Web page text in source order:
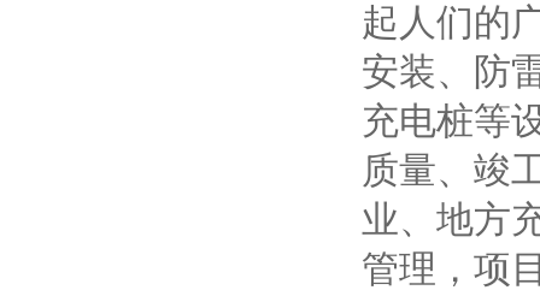
起人们的
安装、防
充电桩等
质量、竣
业、地方
管理，项